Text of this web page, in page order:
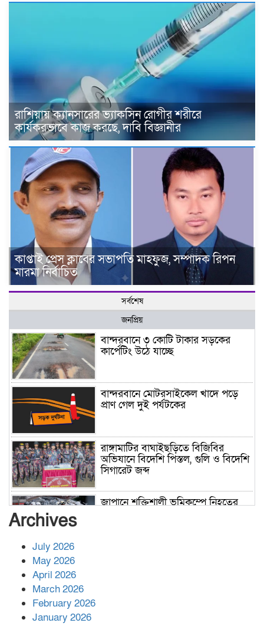
রাশিয়ায় ক্যানসারের ভ্যাকসিন রোগীর শরীরে
কার্যকরভাবে কাজ করছে, দাবি বিজ্ঞানীর
কাপ্তাই প্রেস ক্লাবের সভাপতি মাহফুজ, সম্পাদক রিপন
মারমা নির্বাচিত
সর্বশেষ
জনপ্রিয়
বান্দরবানে ৩ কোটি টাকার সড়কের
কার্পেটিং উঠে যাচ্ছে
বান্দরবানে মোটরসাইকেল খাদে পড়ে
প্রাণ গেল দুই পর্যটকের
রাঙ্গামাটির বাঘাইছড়িতে বিজিবির
অভিযানে বিদেশি পিস্তল, গুলি ও বিদেশি
সিগারেট জব্দ
জাপানে শক্তিশালী ভূমিকম্পে নিহতের
Archives
July 2026
May 2026
April 2026
March 2026
February 2026
January 2026